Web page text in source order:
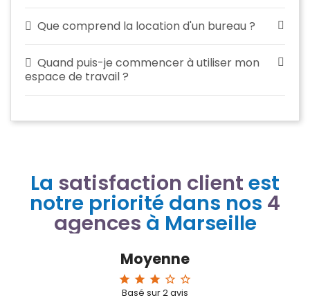
Que comprend la location d'un bureau ?
Quand puis-je commencer à utiliser mon
espace de travail ?
La satisfaction client est
notre priorité dans nos 4
agences à Marseille
Moyenne
star star star star_border star_border
Basé sur2avis